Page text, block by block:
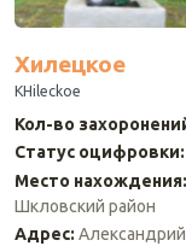
Хилецкое
KHileckoe
Кол-во
Статус оцифровки:
Место нахождения:
Шкловский район
Адрес: